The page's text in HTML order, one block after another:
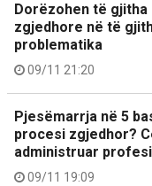
Dorëzohen të
zgjedhore në të
problematika
09/11 21:20
Pjesëmarrja në 5
procesi zgjedhor?
administruar
09/11 19:09